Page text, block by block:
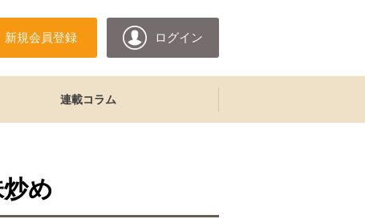
新規会員登録 ログイン
連載コラム
め